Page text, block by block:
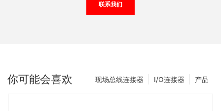
联系我们
你可能会喜欢 产品
I/O连接器
现场总线连接器